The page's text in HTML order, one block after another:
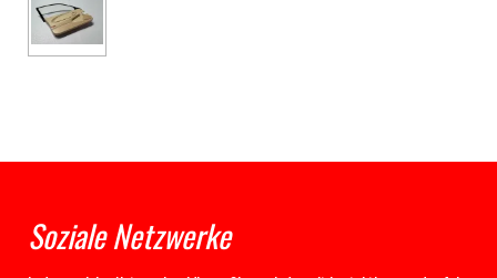
Soziale Netzwerke